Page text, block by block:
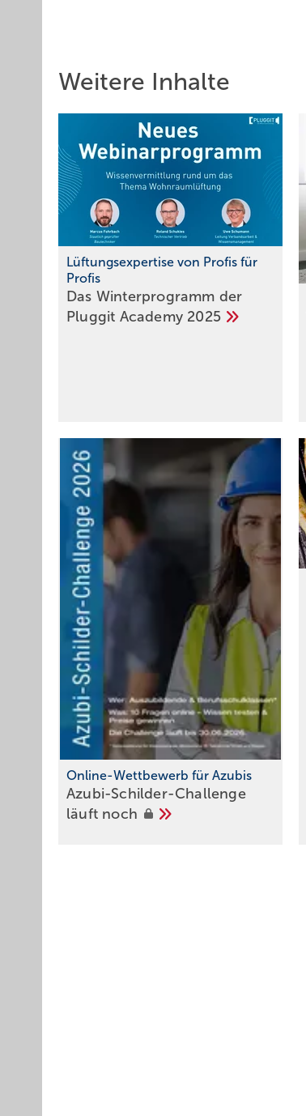
Weitere Inhalte
Lüftungsexpertise von Profis für
Profis
Das Winterprogramm der
Pluggit Academy 2025
Online-Wettbewerb für Azubis
Azubi-Schilder-Challenge
läuft noch